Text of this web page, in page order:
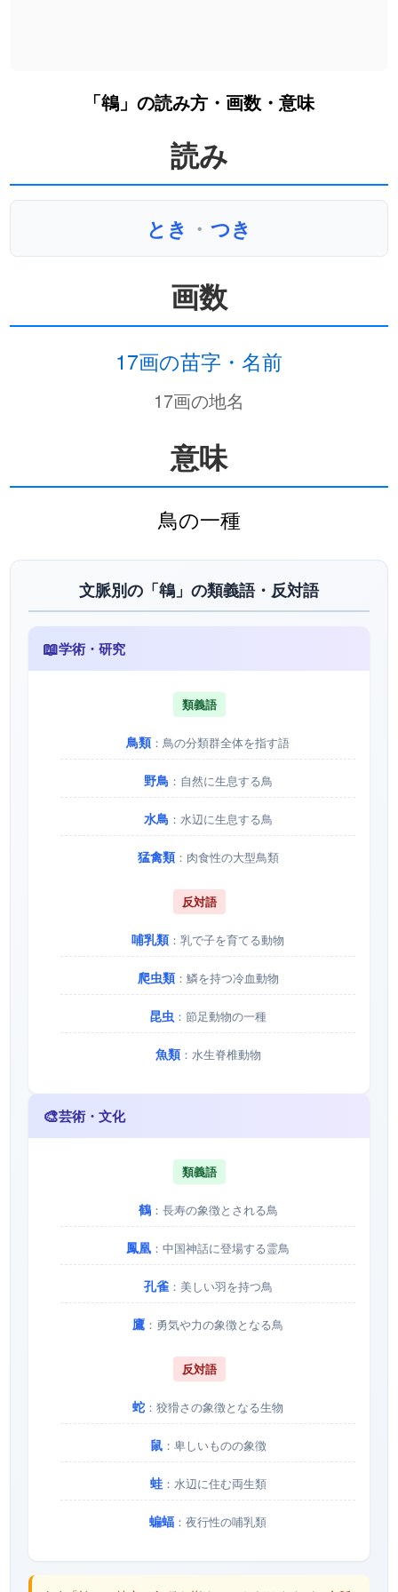
「鴾」の読み方・画数・意味
読み
とき ・ つき
画数
17画の苗字・名前
17画の地名
意味
鳥の一種
文脈別の「鴾」の類義語・反対語
📖学術・研究
類義語
鳥類 ：鳥の分類群全体を指す語
野鳥 ：自然に生息する鳥
水鳥 ：水辺に生息する鳥
猛禽類：肉食性の大型鳥類
反対語
哺乳類 ：乳で子を育てる動物
爬虫類：鱗を持つ冷血動物
昆虫 ：節足動物の一種
魚類：水生脊椎動物
🎨芸術・文化
類義語
鶴：長寿の象徴とされる鳥
鳳凰 ：中国神話に登場する霊鳥
孔雀：美しい羽を持つ鳥
鷹 ：勇気や力の象徴となる鳥
反対語
蛇 ：狡猾さの象徴となる生物
鼠：卑しいものの象徴
蛙：水辺に住む両生類
蝙蝠 ：夜行性の哺乳類